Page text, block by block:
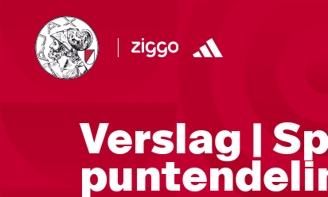
Verslag |